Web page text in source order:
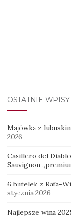
OSTATNIE WPISY
Majówka z
2026
Casillero del
Sauvignon
6 butelek z Rafa-
stycznia 2026
Najlepsze wina